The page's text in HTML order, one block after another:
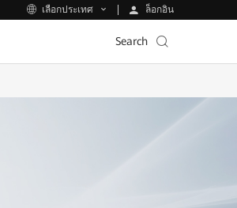
เลือกประเทศ ล็อกอิน
Search